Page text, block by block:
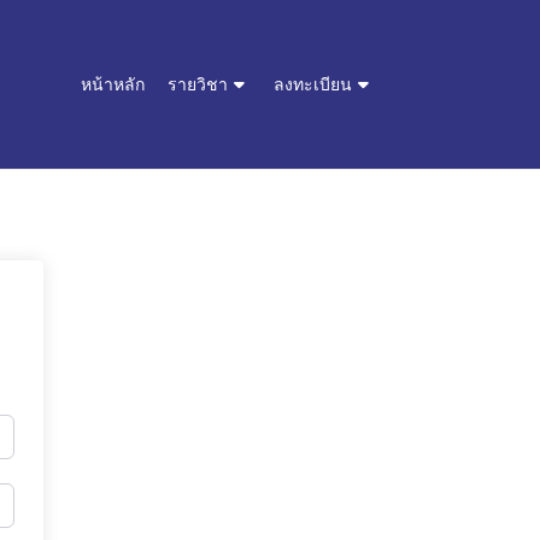
หน้าหลัก รายวิชา ลงทะเบียน